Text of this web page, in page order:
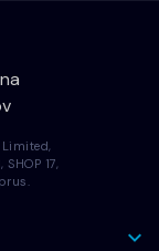
17,